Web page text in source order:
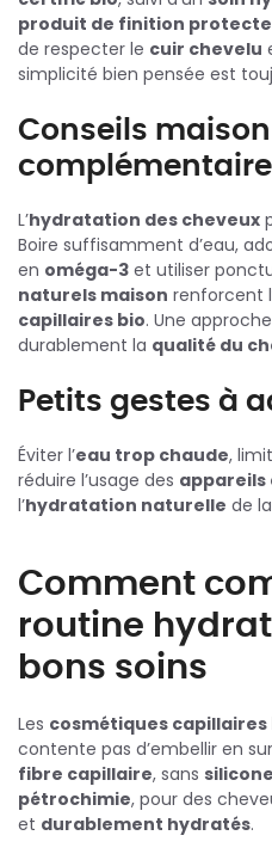
produit de finition
de respecter le cuir chevelu
simplicité bien pensée est
Conseils maison
L’hydratation des cheveux
Boire suffisamment d’eau,
en oméga-3 et utiliser
naturels maison renforcent
capillaires bio. Une
durablement la qualité du
Petits gestes à
Éviter l’eau trop chaude,
réduire l’usage des
l’hydratation naturelle de
Comment
routine
bons soins
Les cosmétiques capillaires
contente pas d’embellir en
fibre capillaire, sans
pétrochimie, pour des
et durablement hydratés.